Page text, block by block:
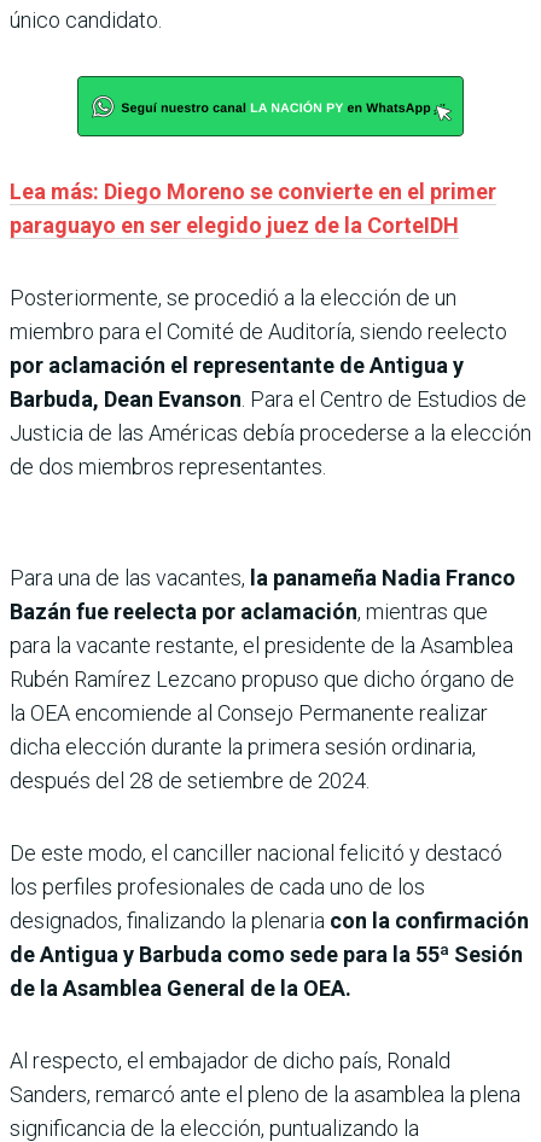
único candidato.
Lea más: Diego Moreno se convierte en el primer
paraguayo en ser elegido juez de la CorteIDH
Posteriormente, se procedió a la elección de un
miembro para el Comité de Auditoría, siendo reelecto
por aclamación el representante de Antigua y
Barbuda, Dean Evanson . Para el Centro de Estudios de
Justicia de las Américas debía procederse a la elección
de dos miembros representantes.
Para una de las vacantes, la panameña Nadia Franco
Bazán fue reelecta por aclamación, mientras que
para la vacante restante, el presidente de la Asamblea
Rubén Ramírez Lezcano propuso que dicho órgano de
la OEA encomiende al Consejo Permanente realizar
dicha elección durante la primera sesión ordinaria,
después del 28 de setiembre de 2024.
De este modo, el canciller nacional felicitó y destacó
los perfiles profesionales de cada uno de los
designados, finalizando la plenaria con la confirmación
de Antigua y Barbuda como sede para la 55ª Sesión
de la Asamblea General de la OEA.
Al respecto, el embajador de dicho país, Ronald
Sanders, remarcó ante el pleno de la asamblea la plena
significancia de la elección, puntualizando la